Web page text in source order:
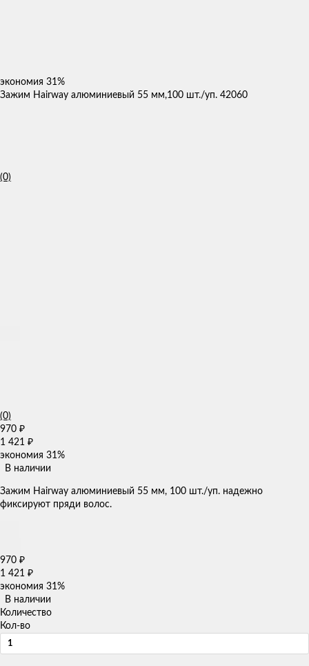
экономия 31%
Зажим Hairway алюминиевый 55 мм,100 шт./уп. 42060
(0)
(0)
970 ₽
1 421 ₽
экономия 31%
В наличии
Зажим Hairway алюминиевый 55 мм, 100 шт./уп. надежно
фиксируют пряди волос.
970 ₽
1 421 ₽
экономия 31%
В наличии
Количество
Кол-во